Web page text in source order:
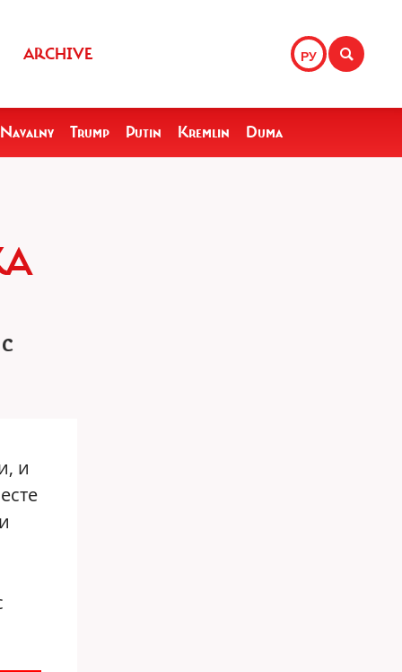
РУ
ARCHIVE
Navalny Trump Putin Kremlin Duma
и